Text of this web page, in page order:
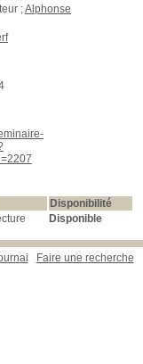
;Alphonse
Disponibilité
Disponible
Faire une recherche